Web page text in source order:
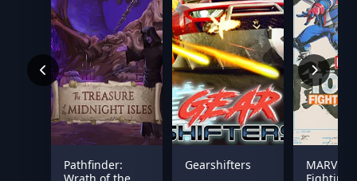
Pathfinder:
Gearshifters
MARVEL